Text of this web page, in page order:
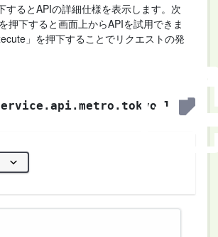
するとAPIの詳細仕様を表示します。次
押下すると画面上からAPIを試用できま
」を押下することでリクエストの発